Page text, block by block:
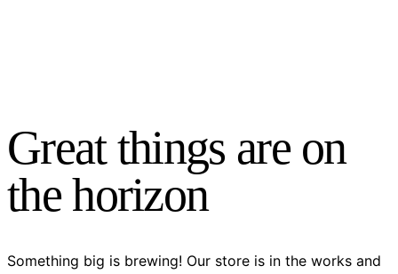
Great things are on
the horizon
Something big is brewing! Our store is in the works and